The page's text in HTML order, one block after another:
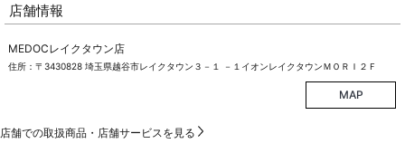
店舗情報
MEDOCレイクタウン店
住所：〒3430828 埼玉県越谷市レイクタウン３－１ －１イオンレイクタウンＭＯＲＩ２Ｆ
MAP
店舗での取扱商品・店舗サービスを見る